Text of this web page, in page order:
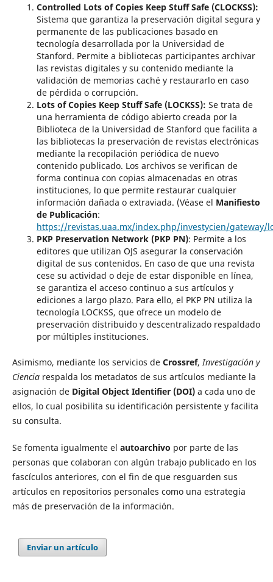
Controlled Lots of Copies Keep Stuff Safe (CLOCKSS):
Sistema que garantiza la preservación digital segura y
permanente de las publicaciones basado en
tecnología desarrollada por la Universidad de
Stanford. Permite a bibliotecas participantes archivar
las revistas digitales y su contenido mediante la
validación de memorias caché y restaurarlo en caso
de pérdida o corrupción.
Lots of Copies Keep Stuff Safe (LOCKSS): Se trata de
una herramienta de código abierto creada por la
Biblioteca de la Universidad de Stanford que facilita a
las bibliotecas la preservación de revistas electrónicas
mediante la recopilación periódica de nuevo
contenido publicado. Los archivos se verifican de
forma continua con copias almacenadas en otras
instituciones, lo que permite restaurar cualquier
información dañada o extraviada. (Véase el Manifiesto
de Publicación:
https://revistas.uaa.mx/index.php/investycien/gateway/
PKP Preservation Network (PKP PN): Permite a los
editores que utilizan OJS asegurar la conservación
digital de sus contenidos. En caso de que una revista
cese su actividad o deje de estar disponible en línea,
se garantiza el acceso continuo a sus artículos y
ediciones a largo plazo. Para ello, el PKP PN utiliza la
tecnología LOCKSS, que ofrece un modelo de
preservación distribuido y descentralizado respaldado
por múltiples instituciones.
Asimismo, mediante los servicios de Crossref, Investigación y
Ciencia respalda los metadatos de sus artículos mediante la
asignación de Digital Object Identifier (DOI) a cada uno de
ellos, lo cual posibilita su identificación persistente y facilita
su consulta.
Se fomenta igualmente el autoarchivo por parte de las
personas que colaboran con algún trabajo publicado en los
fascículos anteriores, con el fin de que resguarden sus
artículos en repositorios personales como una estrategia
más de preservación de la información.
Enviar un artículo